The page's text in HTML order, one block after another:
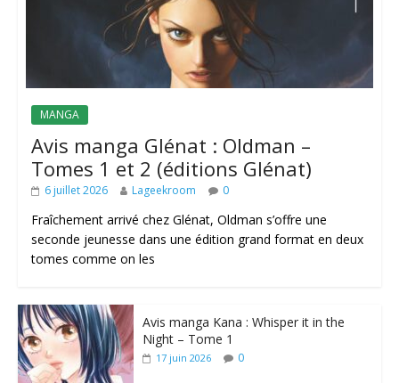
MANGA
Avis manga Glénat : Oldman –
Tomes 1 et 2 (éditions Glénat)
6 juillet 2026 Lageekroom 0
Fraîchement arrivé chez Glénat, Oldman s’offre une
seconde jeunesse dans une édition grand format en deux
tomes comme on les
Avis manga Kana : Whisper it in the
Night – Tome 1
17 juin 2026 0